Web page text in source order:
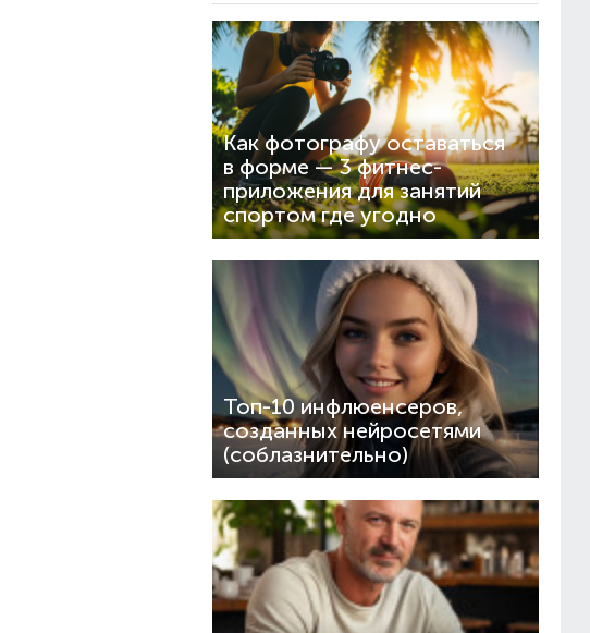
Как фотографу оставаться
в форме — 3 фитнес-
приложения для занятий
спортом где угодно
Топ-10 инфлюенсеров,
созданных нейросетями
(соблазнительно)